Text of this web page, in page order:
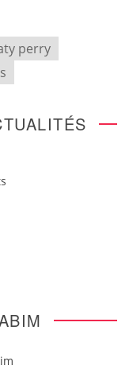
perry